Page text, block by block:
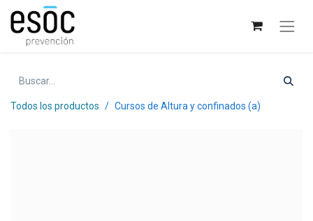
Todos los productos Cursos de Altura y confinados (a)